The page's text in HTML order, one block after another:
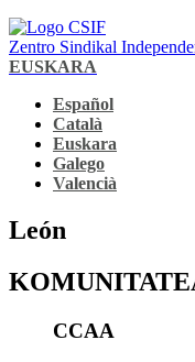
Zentro Sindikal
EUSKARA
Español
Català
Euskara
Galego
Valencià
León
CCAA